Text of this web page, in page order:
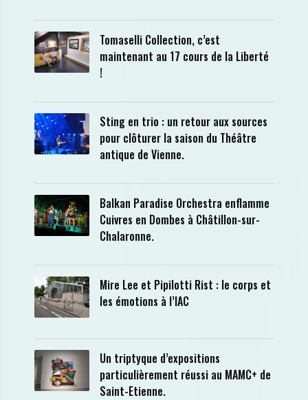
Tomaselli Collection, c’est
maintenant au 17 cours de la Liberté
!
Sting en trio : un retour aux sources
pour clôturer la saison du Théâtre
antique de Vienne.
Balkan Paradise Orchestra enflamme
Cuivres en Dombes à Châtillon-sur-
Chalaronne.
Mire Lee et Pipilotti Rist : le corps et
les émotions à l’IAC
Un triptyque d’expositions
particulièrement réussi au MAMC+ de
Saint-Etienne.